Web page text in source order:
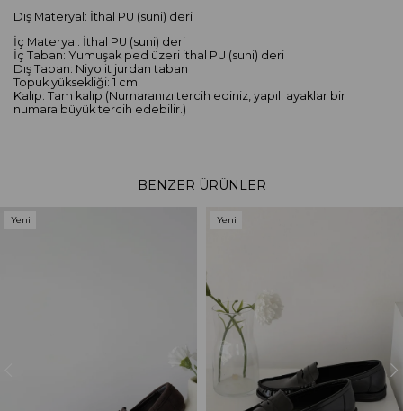
Dış Materyal: İthal PU (suni) deri
İç Materyal: İthal PU (suni) deri
İç Taban: Yumuşak ped üzeri ithal PU (suni) deri
Dış Taban: Niyolit jurdan taban
Topuk yüksekliği: 1 cm
Kalıp: Tam kalıp (Numaranızı tercih ediniz, yapılı ayaklar bir
numara büyük tercih edebilir.)
BENZER ÜRÜNLER
Yeni
Yeni